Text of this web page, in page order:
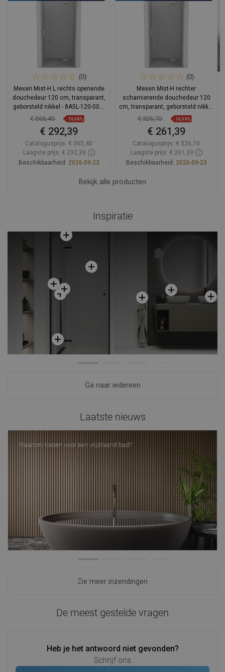
(0)
Mexen Mist-H L rechts openende
douchedeur 120 cm, transparant,
geborsteld nikkel - 8A5L-120-000-
97-00-P
€ 365,40 -19,98%
€ 292,39
Catalogusprijs: € 365,40
Laagste prijs: € 292,39
Beschikbaarheid: 2026-09-23
In winkelwagen
(0)
Mexen Mist-H rechter
scharnierende douchedeur 120
cm, transparant, geborsteld nikkel
- 8A5-120-000-97-00-P
€ 326,70 -19,99%
€ 261,39
Catalogusprijs: € 326,70
Laagste prijs: € 261,39
Beschikbaarheid: 2026-09-23
In winkelwagen
Bekijk alle producten
Inspiratie
Ga naar iedereen
Laatste nieuws
Waarom kiezen voor een vrijstaand bad?
Zie meer inzendingen
De meest gestelde vragen
Heb je het antwoord niet gevonden?
Schrijf ons